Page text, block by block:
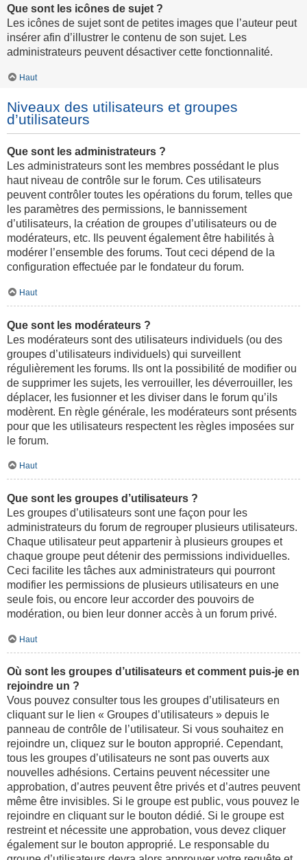
Que sont les icônes de sujet ?
Les icônes de sujet sont de petites images que l’auteur peut
insérer afin d’illustrer le contenu de son sujet. Les
administrateurs peuvent désactiver cette fonctionnalité.
Haut
Niveaux des utilisateurs et groupes
d’utilisateurs
Que sont les administrateurs ?
Les administrateurs sont les membres possédant le plus
haut niveau de contrôle sur le forum. Ces utilisateurs
peuvent contrôler toutes les opérations du forum, telles que
les paramètres des permissions, le bannissement
d’utilisateurs, la création de groupes d’utilisateurs ou de
modérateurs, etc. Ils peuvent également être habilités à
modérer l’ensemble des forums. Tout ceci dépend de la
configuration effectuée par le fondateur du forum.
Haut
Que sont les modérateurs ?
Les modérateurs sont des utilisateurs individuels (ou des
groupes d’utilisateurs individuels) qui surveillent
régulièrement les forums. Ils ont la possibilité de modifier ou
de supprimer les sujets, les verrouiller, les déverrouiller, les
déplacer, les fusionner et les diviser dans le forum qu’ils
modèrent. En règle générale, les modérateurs sont présents
pour que les utilisateurs respectent les règles imposées sur
le forum.
Haut
Que sont les groupes d’utilisateurs ?
Les groupes d’utilisateurs sont une façon pour les
administrateurs du forum de regrouper plusieurs utilisateurs.
Chaque utilisateur peut appartenir à plusieurs groupes et
chaque groupe peut détenir des permissions individuelles.
Ceci facilite les tâches aux administrateurs qui pourront
modifier les permissions de plusieurs utilisateurs en une
seule fois, ou encore leur accorder des pouvoirs de
modération, ou bien leur donner accès à un forum privé.
Haut
Où sont les groupes d’utilisateurs et comment puis-je en
rejoindre un ?
Vous pouvez consulter tous les groupes d’utilisateurs en
cliquant sur le lien « Groupes d’utilisateurs » depuis le
panneau de contrôle de l’utilisateur. Si vous souhaitez en
rejoindre un, cliquez sur le bouton approprié. Cependant,
tous les groupes d’utilisateurs ne sont pas ouverts aux
nouvelles adhésions. Certains peuvent nécessiter une
approbation, d’autres peuvent être privés et d’autres peuvent
même être invisibles. Si le groupe est public, vous pouvez le
rejoindre en cliquant sur le bouton dédié. Si le groupe est
restreint et nécessite une approbation, vous devez cliquer
également sur le bouton approprié. Le responsable du